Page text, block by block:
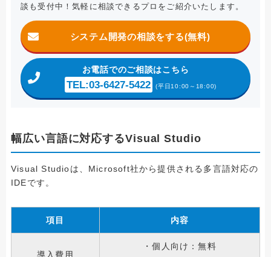
談も受付中！気軽に相談できるプロをご紹介いたします。
システム開発の相談をする(無料)
お電話でのご相談はこちら
TEL:03-6427-5422 (平日10:00～18:00)
幅広い言語に対応するVisual Studio
Visual Studioは、Microsoft社から提供される多言語対応の
IDEです。
項目 内容
導入費用
・個人向け：無料